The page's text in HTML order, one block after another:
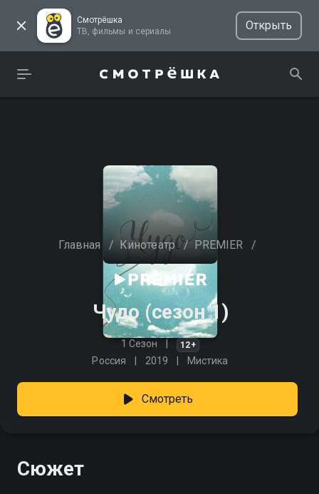
Смотрёшка
ТВ, фильмы и сериалы
Открыть
Главная / Кинотеатр / PREMIER /
Чудо (сезон 1)
1 Сезон 12+
Россия 2019 Мистика
Смотреть
Сюжет